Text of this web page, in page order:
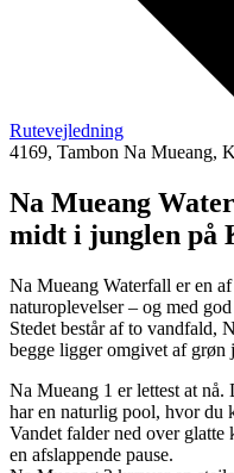
Rutevejledning
4169, Tambon Na Mueang,
Na Mueang
midt i junglen på
Na Mueang Waterfall er en
naturoplevelser – og med
Stedet består af to vandfald,
begge ligger omgivet af grøn
Na Mueang 1 er lettest at
har en naturlig pool, hvor du
Vandet falder ned over
en afslappende pause.